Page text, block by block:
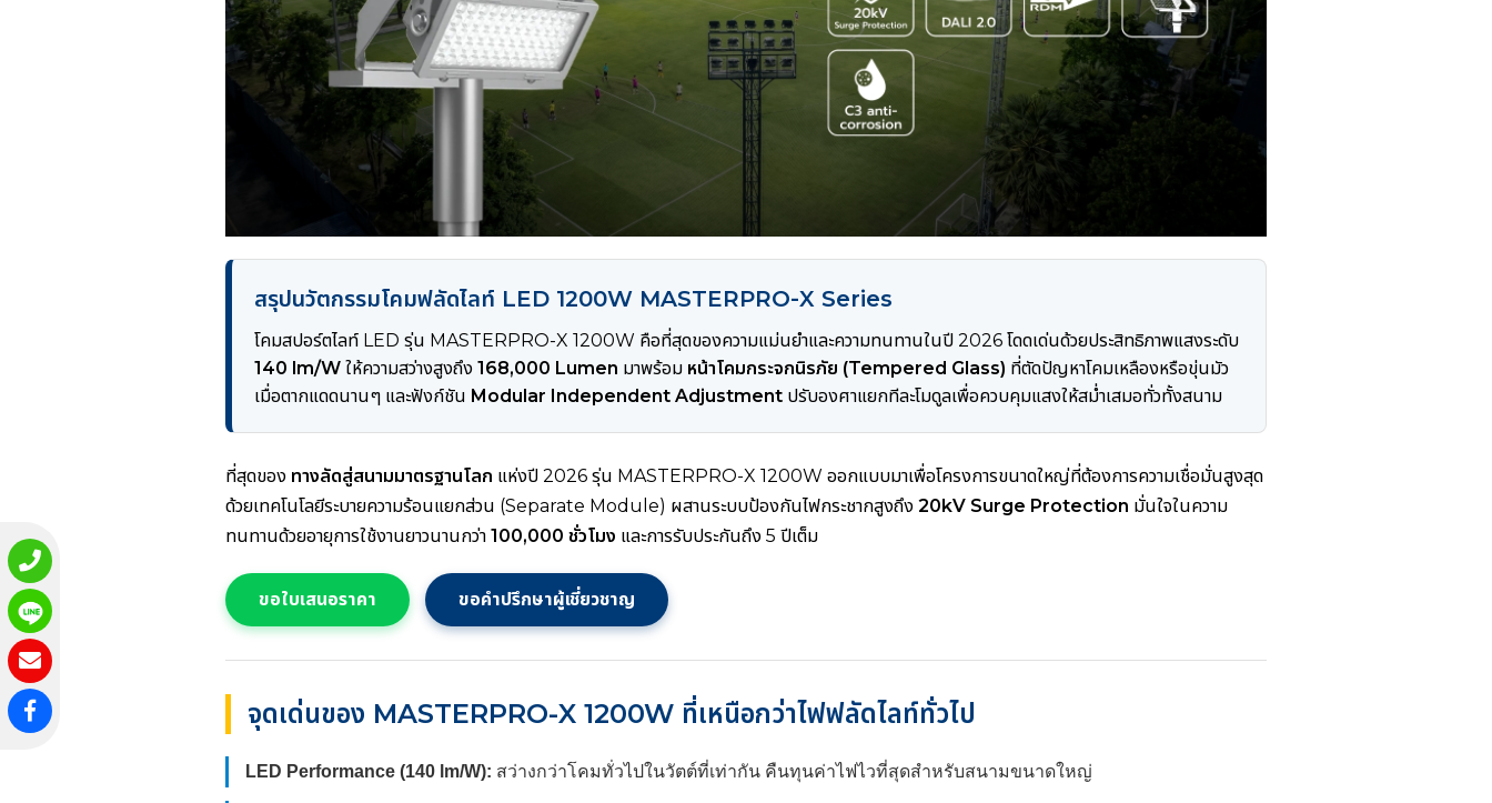
สรุปนวัตกรรมโคมฟลัดไลท์ LED 1200W MASTERPRO-X Series
โคมสปอร์ตไลท์ LED รุ่น MASTERPRO-X 1200W คือที่สุดของความแม่นยำและความทนทานในปี 2026 โดดเด่นด้วยประสิทธิภาพแสงระดับ
140 lm/W ให้ความสว่างสูงถึง 168,000 Lumen มาพร้อม หน้าโคมกระจกนิรภัย (Tempered Glass) ที่ตัดปัญหาโคมเหลืองหรือขุ่นมัว
เมื่อตากแดดนานๆ และฟังก์ชัน Modular Independent Adjustment ปรับองศาแยกทีละโมดูลเพื่อควบคุมแสงให้สม่ำเสมอทั่วทั้งสนาม
ที่สุดของ ทางลัดสู่สนามมาตรฐานโลก แห่งปี 2026 รุ่น MASTERPRO-X 1200W ออกแบบมาเพื่อโครงการขนาดใหญ่ที่ต้องการความเชื่อมั่นสูงสุด
ด้วยเทคโนโลยีระบายความร้อนแยกส่วน (Separate Module) ผสานระบบป้องกันไฟกระชากสูงถึง 20kV Surge Protection มั่นใจในความ
ทนทานด้วยอายุการใช้งานยาวนานกว่า 100,000 ชั่วโมง และการรับประกันถึง 5 ปีเต็ม
ขอใบเสนอราคา ขอคำปรึกษาผู้เชี่ยวชาญ
จุดเด่นของ MASTERPRO-X 1200W ที่เหนือกว่าไฟฟลัดไลท์ทั่วไป
LED Performance (140 lm/W): สว่างกว่าโคมทั่วไปในวัตต์ที่เท่ากัน คืนทุนค่าไฟไวที่สุดสำหรับสนามขนาดใหญ่